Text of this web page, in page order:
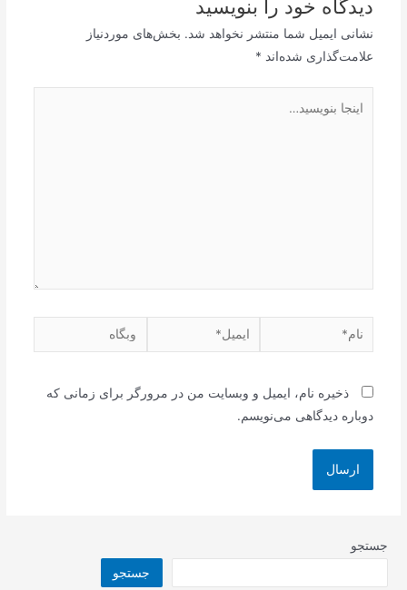
دیدگاه‌ خود را بنویسید
نشانی ایمیل شما منتشر نخواهد شد. بخش‌های موردنیاز
علامت‌گذاری شده‌اند *
بنویسید…
نام* ایمیل* وبگاه
ذخیره نام، ایمیل و وبسایت من در مرورگر برای زمانی که
دوباره دیدگاهی می‌نویسم.
جستجو
جستجو